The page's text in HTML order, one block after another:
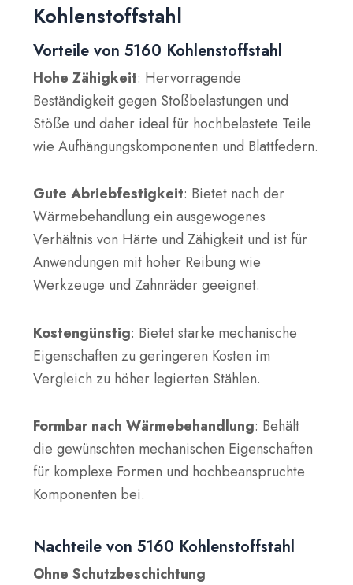
Kohlenstoffstahl
Vorteile von 5160 Kohlenstoffstahl
Hohe Zähigkeit: Hervorragende
Beständigkeit gegen Stoßbelastungen und
Stöße und daher ideal für hochbelastete Teile
wie Aufhängungskomponenten und Blattfedern.
Gute Abriebfestigkeit: Bietet nach der
Wärmebehandlung ein ausgewogenes
Verhältnis von Härte und Zähigkeit und ist für
Anwendungen mit hoher Reibung wie
Werkzeuge und Zahnräder geeignet.
Kostengünstig: Bietet starke mechanische
Eigenschaften zu geringeren Kosten im
Vergleich zu höher legierten Stählen.
Formbar nach Wärmebehandlung: Behält
die gewünschten mechanischen Eigenschaften
für komplexe Formen und hochbeanspruchte
Komponenten bei.
Nachteile von 5160 Kohlenstoffstahl
Ohne Schutzbeschichtung